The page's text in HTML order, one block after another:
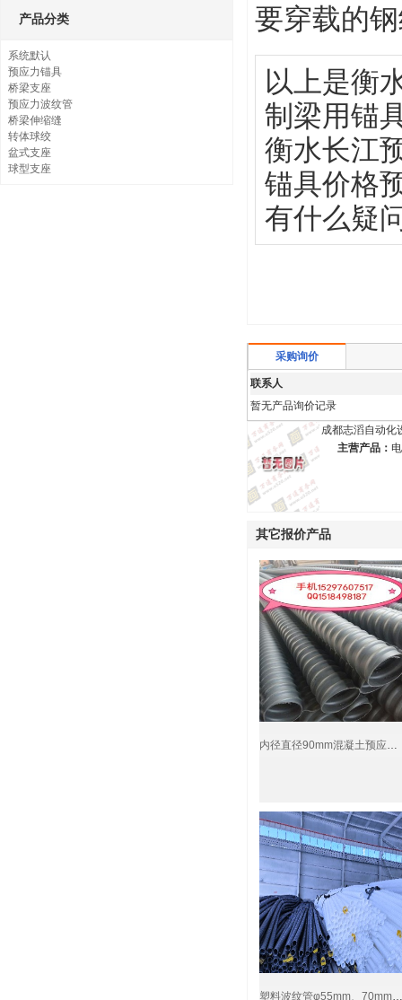
产品分类
系统默认
预应力锚具
桥梁支座
预应力波纹管
桥梁伸缩缝
转体球绞
盆式支座
球型支座
要穿载的
以上是衡
制梁用锚
衡水长江
锚具价格
有什么疑
采购询价
联系人
暂无产品询价记录
成都志滔自动化
主营产品：
其它报价产品
内径直径90mm混凝土预应力塑料波纹管厂家价格
￥5
塑料波纹管φ55mm、70mm预应力波纹管预制梁用波纹管直销
￥3.5